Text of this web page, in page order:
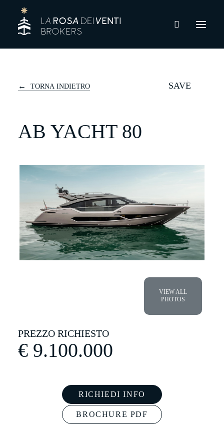
SAVE
TORNA INDIETRO
AB YACHT 80
€ 9.100.000
RICHIEDI INFO
BROCHURE PDF